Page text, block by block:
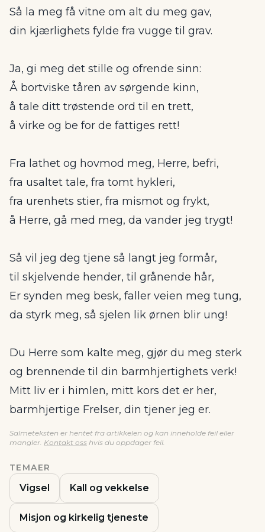
Så la meg få vitne om alt du meg gav,
din kjærlighets fylde fra vugge til grav.
Ja, gi meg det stille og ofrende sinn:
Å bortviske tåren av sørgende kinn,
å tale ditt trøstende ord til en trett,
å virke og be for de fattiges rett!
Fra lathet og hovmod meg, Herre, befri,
fra usaltet tale, fra tomt hykleri,
fra urenhets stier, fra mismot og frykt,
å Herre, gå med meg, da vander jeg trygt!
Så vil jeg deg tjene så langt jeg formår,
til skjelvende hender, til grånende hår,
Er synden meg besk, faller veien meg tung,
da styrk meg, så sjelen lik ørnen blir ung!
Du Herre som kalte meg, gjør du meg sterk
og brennende til din barmhjertighets verk!
Mitt liv er i himlen, mitt kors det er her,
barmhjertige Frelser, din tjener jeg er.
Salmeteksten er hentet fra artikkelen og kan inneholde feil eller
mangler. Kontakt oss hvis du oppdager feil.
TEMAER
Vigsel Kall og vekkelse
Misjon og kirkelig tjeneste